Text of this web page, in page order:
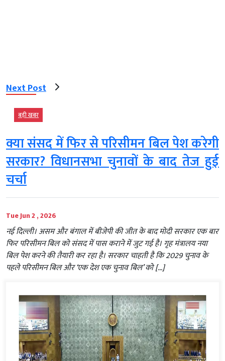
Next Post
बड़ी खबर
क्या संसद में फिर से परिसीमन बिल पेश करेगी
सरकार? विधानसभा चुनावों के बाद तेज हुई
चर्चा
Tue Jun 2 , 2026
नई दिल्ली। असम और बंगाल में बीजेपी की जीत के बाद मोदी सरकार एक बार
फिर परिसीमन बिल को संसद में पास कराने में जुट गई है। गृह मंत्रालय नया
बिल पेश करने की तैयारी कर रहा है। सरकार चाहती है कि 2029 चुनाव के
पहले परिसीमन बिल और ‘एक देश एक चुनाव बिल’ को […]